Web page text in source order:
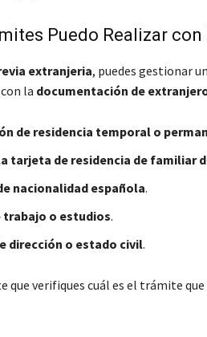
Puedo Realizar
extranjeria, puedes gestionar
la documentación de
de residencia temporal o
tarjeta de residencia de familiar
nacionalidad española.
trabajo o estudios.
dirección o estado civil.
que verifiques cuál es el trámite